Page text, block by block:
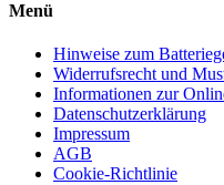
Menü
Hinweise zum
Widerrufsrecht und
Informationen zur
Datenschutzerklärung
Impressum
AGB
Cookie-Richtlinie